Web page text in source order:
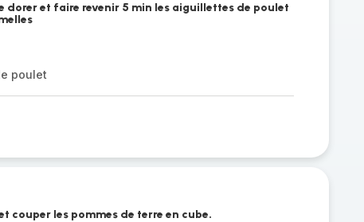
dorer et faire revenir 5 min les aiguillettes de poulet
poulet
couper les pommes de terre en cube.